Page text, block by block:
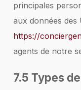
principales
aux données des
https://
agents de notre
7.5 Types